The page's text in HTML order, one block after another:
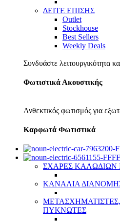
ΔΕΙΤΕ ΕΠΙΣΗΣ
Outlet
Stockhouse
Best Sellers
Weekly Deals
Συνδυάστε λειτουργικότητα
Φωτιστικά Ακουστικής
Ανθεκτικός φωτισμός για
Καρφωτά Φωτιστικά
ΣΧΑΡΕΣ
ΚΑΝΑΛΙΑ
ΠΥΚΝΩΤΕΣ